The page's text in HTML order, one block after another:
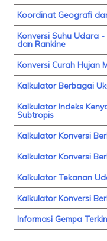
Koordinat Geografi
Konversi Suhu Udara -
dan Rankine
Konversi Curah Hujan
Kalkulator Berbagai
Kalkulator Indeks
Subtropis
Kalkulator Konversi
Kalkulator Konversi
Kalkulator Tekanan
Kalkulator Konversi
Informasi Gempa